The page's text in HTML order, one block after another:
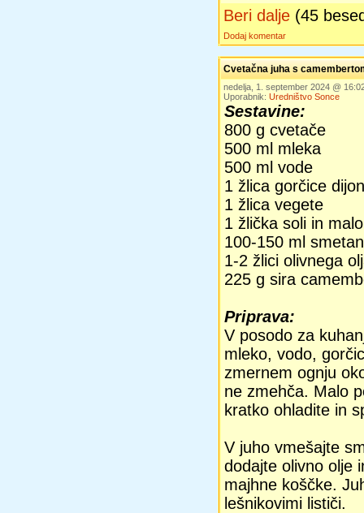
Beri dalje (45
Dodaj komentar
Cvetačna juha s
nedelja, 1. september 2024 @
Uporabnik: Uredništvo Sonce
Sestavine:
800 g cvetače
500 ml mleka
500 ml vode
1 žlica gorčice dijon
1 žlica vegete
1 žlička soli in
100-150 ml
1-2 žlici olivnega
225 g sira
Priprava:
V posodo za
mleko, vodo,
zmernem ognju
ne zmehča. Malo
kratko ohladite in
V juho vmešajte
dodajte olivno olje
majhne koščke.
lešnikovimi lističi.